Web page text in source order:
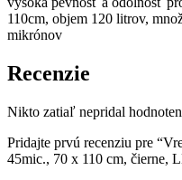
110cm, objem 120 litrov,
mikrónov
Recenzie
Nikto zatiaľ nepridal
Pridajte prvú recenziu pre
45mic., 70 x 110 cm, čierne,